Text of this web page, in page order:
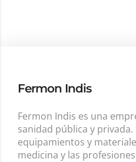
Fermon Indis
Fermon Indis es una
sanidad pública y
equipamientos y
medicina y las